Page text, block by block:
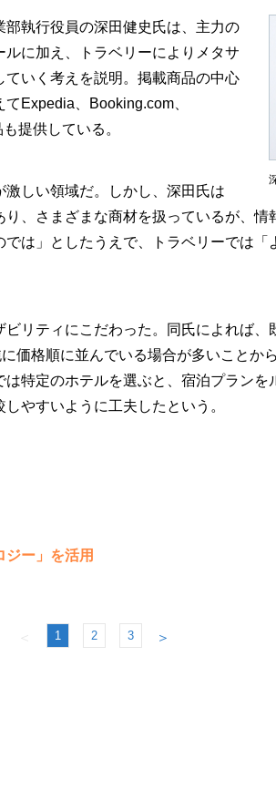
執行役員の深田健史氏は、主力の
に加え、トラベリーによりメタサ
いく考えを説明。掲載商品の中心
Expedia、Booking.com、
提供している。
しい領域だ。しかし、深田氏は
り、さまざまな商材を扱っているが、
は」としたうえで、トラベリーでは「
リティにこだわった。同氏によれば、
価格順に並んでいる場合が多いことか
特定のホテルを選ぶと、宿泊プラン
やすいように工夫したという。
ー」を活用
＜ 1 2 3 ＞